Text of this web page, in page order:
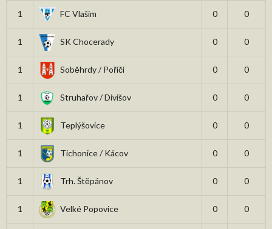
1 FC Vlašim 0 0
1 SK Chocerady 0 0
1 Soběhrdy / Poříčí 0 0
1 Struhařov / Divišov 0 0
1 Teplýšovice 0 0
1 Tichonice / Kácov 0 0
1 Trh. Štěpánov 0 0
1 Velké Popovice 0 0